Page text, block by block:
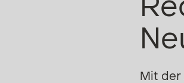
Mit der